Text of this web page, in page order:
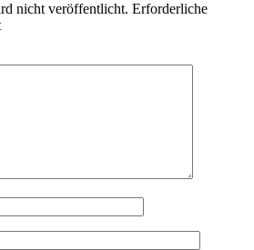
nicht veröffentlicht. Erforderliche